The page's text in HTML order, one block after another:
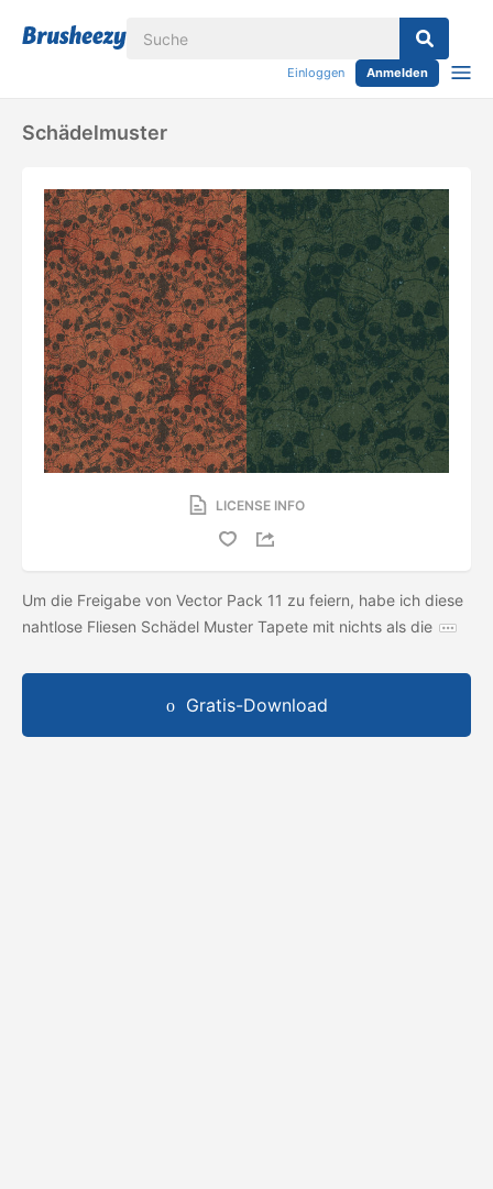
Einloggen Anmelden
Schädelmuster
LICENSE INFO
Um die Freigabe von Vector Pack 11 zu feiern, habe ich diese
nahtlose Fliesen Schädel Muster Tapete mit nichts als die
Gratis-Download